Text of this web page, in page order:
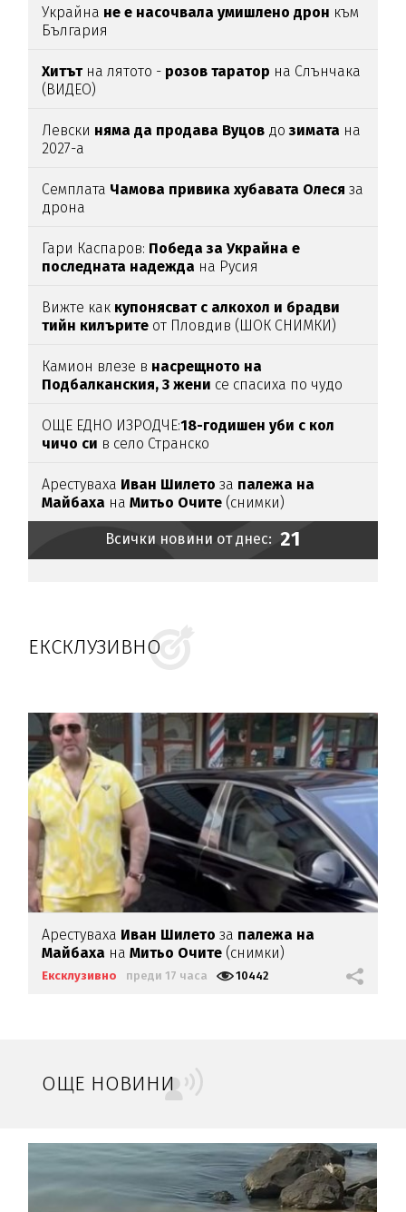
Украйна не е насочвала умишлено дрон към
България
Хитътна лятото - розов таратор на Слънчака
(ВИДЕО)
Левски няма да продава Вуцов дозимата на
2027-а
Семплата Чамова привика хубавата Олеся за
дрона
Гари Каспаров: Победа за Украйна е
последната надежда на Русия
Вижте как купонясват с алкохол и брадви
тийн килърите от Пловдив (ШОК СНИМКИ)
Камион влезе в насрещното на
Подбалканския, 3 жени се спасиха по чудо
ОЩЕ ЕДНО ИЗРОДЧЕ:18-годишен уби с кол
чичо си в село Странско
Арестуваха Иван Шилетоза палежа на
Майбаха наМитьо Очите (снимки)
Всички новини от днес: 21
ЕКСКЛУЗИВНО
Арестуваха Иван Шилетоза палежа на
Майбаха наМитьо Очите (снимки)
Ексклузивно преди 17 часа 10442
ОЩЕ НОВИНИ